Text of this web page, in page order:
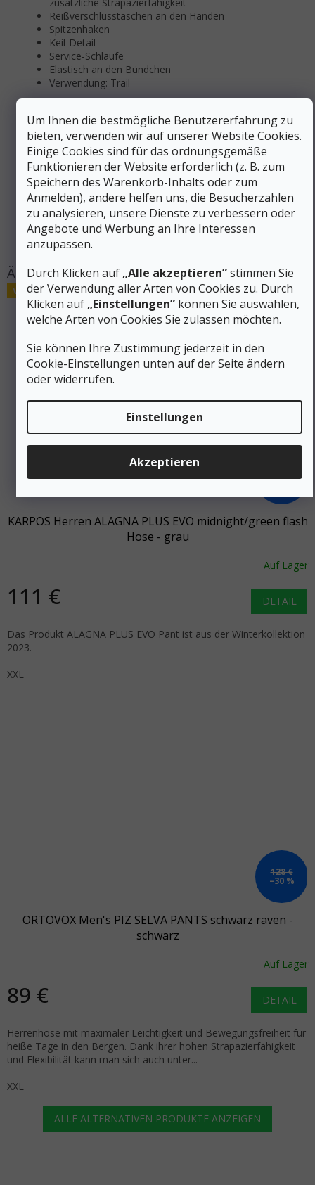
Um Ihnen die bestmögliche Benutzererfahrung zu
bieten, verwenden wir auf unserer Website Cookies.
Einige Cookies sind für das ordnungsgemäße
Funktionieren der Website erforderlich (z. B. zum
Speichern des Warenkorb-Inhalts oder zum
Anmelden), andere helfen uns, die Besucherzahlen
zu analysieren, unsere Dienste zu verbessern oder
Angebote und Werbung an Ihre Interessen
anzupassen.
Durch Klicken auf „Alle akzeptieren”stimmen Sie
der Verwendung aller Arten von Cookies zu. Durch
Klicken auf „Einstellungen” können Sie auswählen,
welche Arten von Cookies Sie zulassen möchten.
Sie können Ihre Zustimmung jederzeit in den
Cookie-Einstellungen unten auf der Seite ändern
oder widerrufen.
Einstellungen
Akzeptieren
Reißverschlusstaschen an den Händen
Spitzenhaken
Keil-Detail
Service-Schlaufe
Elastisch an den Bündchen
Verwendung: Trail
Kategorie :
Sporthosen
EAN:
Variante wählen
Geschlecht:
Männer
Farbe:
Schwarz
Größe:
S, M, L, XL, XXL
Produktart:
Hosen, Shorts, Röcke
#sizes_table#: hidden
Verkauf
–50 %
KARPOS Herren ALAGNA PLUS EVO midnight/green flash
Hose - grau
Auf Lager
111 € DETAIL
Das Produkt ALAGNA PLUS EVO Pant ist aus der Winterkollektion
2023.
XXL
128 €
–30 %
ORTOVOX Men's PIZ SELVA PANTS schwarz raven -
schwarz
Auf Lager
89 € DETAIL
Herrenhose mit maximaler Leichtigkeit und Bewegungsfreiheit für
heiße Tage in den Bergen. Dank ihrer hohen Strapazierfähigkeit
und Flexibilität kann man sich auch unter...
XXL
ALLE ALTERNATIVEN PRODUKTE ANZEIGEN